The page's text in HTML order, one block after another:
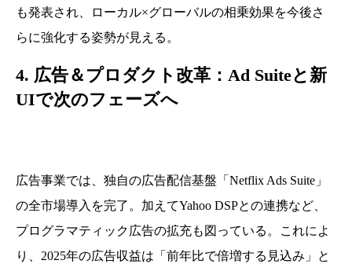
も発表され、ローカル×グローバルの相乗効果を今後さ
らに強化する姿勢が見える。
4. 広告＆プロダクト改革：Ad Suiteと新
UIで次のフェーズへ
広告事業では、独自の広告配信基盤「Netflix Ads Suite」
の全市場導入を完了。加えてYahoo DSPとの連携など、
プログラマティック広告の拡充も図っている。これによ
り、2025年の広告収益は「前年比で倍増する見込み」と